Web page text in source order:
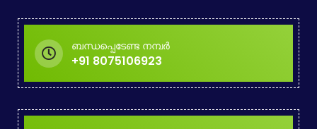
ബന്ധപ്പെടേണ്ട നമ്പർ
+91 8075106923